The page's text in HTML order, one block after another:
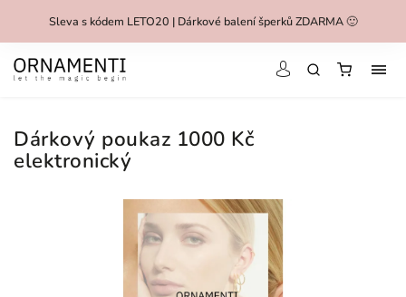
Sleva s kódem LETO20 | Dárkové balení šperků ZDARMA 🙂
Dárkový poukaz 1000 Kč
elektronický